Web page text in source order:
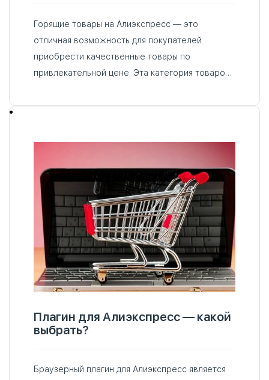
Горящие товары на Алиэкспресс — это
отличная возможность для покупателей
приобрести качественные товары по
привлекательной цене. Эта категория товаров
которые находятся в активной распродаже. И
Плагин для Алиэкспресс — какой
выбрать?
Браузерный плагин для Алиэкспресс является